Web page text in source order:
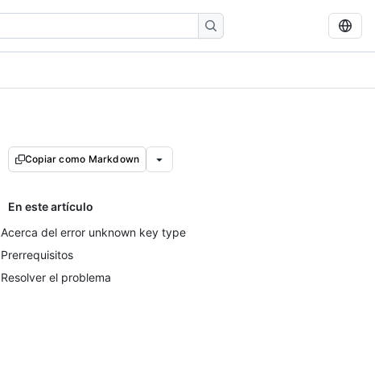
Copiar como Markdown
En este artículo
Acerca del error unknown key type
Prerrequisitos
Resolver el problema